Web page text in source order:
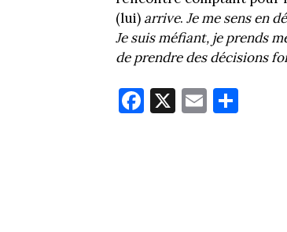
(lui) arrive. Je me sens en
Je suis méfiant, je prends
de prendre des décisions
Fa
ce
X E
m